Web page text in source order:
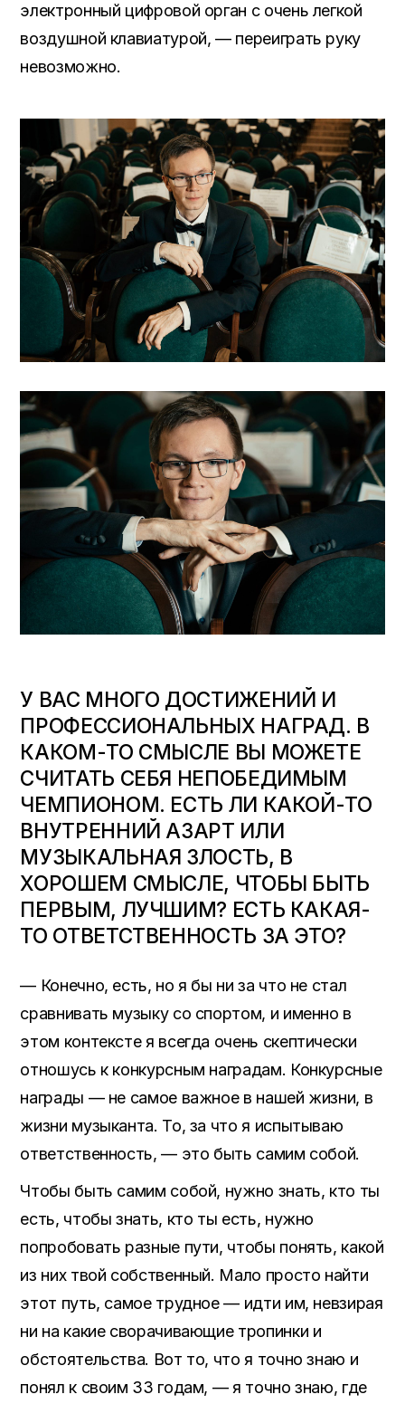
электронный цифровой орган с очень легкой
воздушной клавиатурой, — переиграть руку
невозможно.
У ВАС МНОГО ДОСТИЖЕНИЙ И
ПРОФЕССИОНАЛЬНЫХ НАГРАД. В
КАКОМ-ТО СМЫСЛЕ ВЫ МОЖЕТЕ
СЧИТАТЬ СЕБЯ НЕПОБЕДИМЫМ
ЧЕМПИОНОМ. ЕСТЬ ЛИ КАКОЙ-ТО
ВНУТРЕННИЙ АЗАРТ ИЛИ
МУЗЫКАЛЬНАЯ ЗЛОСТЬ, В
ХОРОШЕМ СМЫСЛЕ, ЧТОБЫ БЫТЬ
ПЕРВЫМ, ЛУЧШИМ? ЕСТЬ КАКАЯ-
ТО ОТВЕТСТВЕННОСТЬ ЗА ЭТО?
— Конечно, есть, но я бы ни за что не стал
сравнивать музыку со спортом, и именно в
этом контексте я всегда очень скептически
отношусь к конкурсным наградам. Конкурсные
награды — не самое важное в нашей жизни, в
жизни музыканта. То, за что я испытываю
ответственность, — это быть самим собой.
Чтобы быть самим собой, нужно знать, кто ты
есть, чтобы знать, кто ты есть, нужно
попробовать разные пути, чтобы понять, какой
из них твой собственный. Мало просто найти
этот путь, самое трудное — идти им, невзирая
ни на какие сворачивающие тропинки и
обстоятельства. Вот то, что я точно знаю и
понял к своим 33 годам, — я точно знаю, где